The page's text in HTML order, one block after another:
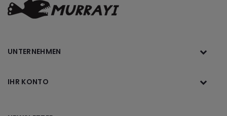
UNTERNEHMEN
IHR KONTO